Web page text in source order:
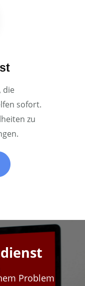
die
sofort.
zu
Problem